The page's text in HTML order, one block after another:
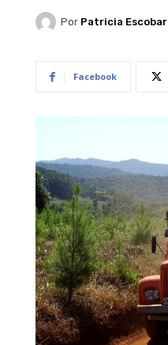
Por Patricia Escobar
Facebook